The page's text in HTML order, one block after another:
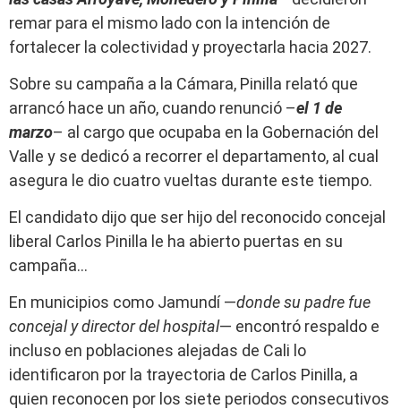
remar para el mismo lado con la intención de
fortalecer la colectividad y proyectarla hacia 2027.
Sobre su campaña a la Cámara, Pinilla relató que
arrancó hace un año, cuando renunció –el 1 de
marzo– al cargo que ocupaba en la Gobernación del
Valle y se dedicó a recorrer el departamento, al cual
asegura le dio cuatro vueltas durante este tiempo.
El candidato dijo que ser hijo del reconocido concejal
liberal Carlos Pinilla le ha abierto puertas en su
campaña…
En municipios como Jamundí —donde su padre fue
concejal y director del hospital— encontró respaldo e
incluso en poblaciones alejadas de Cali lo
identificaron por la trayectoria de Carlos Pinilla, a
quien reconocen por los siete periodos consecutivos